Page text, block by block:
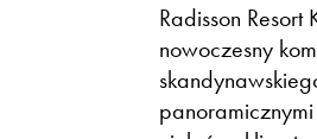
Radisson
nowoczesny